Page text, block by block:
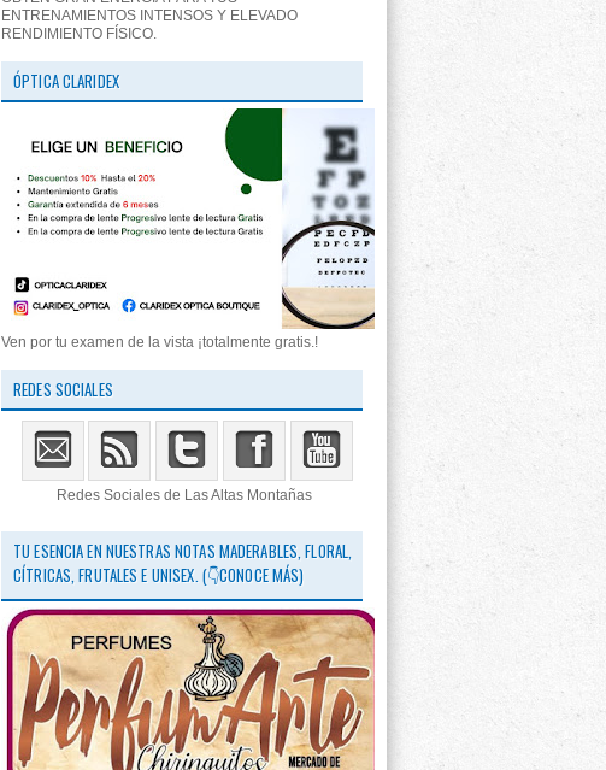
ENTRENAMIENTOS INTENSOS Y ELEVADO
RENDIMIENTO FÍSICO.
ÓPTICA CLARIDEX
Ven por tu examen de la vista ¡totalmente gratis.!
REDES SOCIALES
Redes Sociales de Las Altas Montañas
TU ESENCIA EN NUESTRAS NOTAS MADERABLES, FLORAL,
CÍTRICAS, FRUTALES E UNISEX. (👇CONOCE MÁS)